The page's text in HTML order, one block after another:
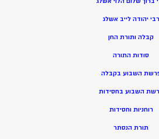
רבי יהודה לייב אשלג
קבלה ותורת החן
סודות התורה
השבוע בקבלה
השבוע בחסידות
רוחניות וחסידות
תורת הנסתר